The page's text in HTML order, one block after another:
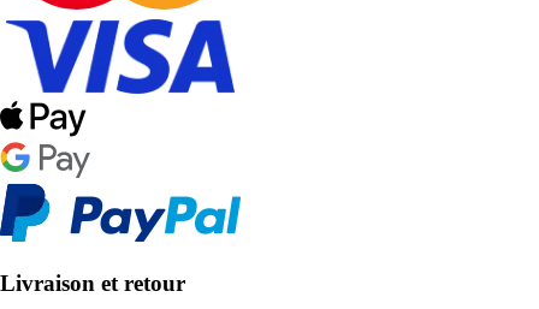
Livraison et retour